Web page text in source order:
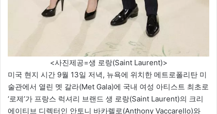
<사진제공=생 로랑(Saint Laurent)>
미국 현지 시간 9월 13일 저녁, 뉴욕에 위치한 메트로폴리탄 미
술관에서 열린 멧 갈라(Met Gala)에 국내 여성 아티스트 최초로
‘로제’가 프랑스 럭셔리 브랜드 생 로랑(Saint Laurent)의 크리
에이티브 디렉터인 안토니 바카렐로(Anthony Vaccarello)와